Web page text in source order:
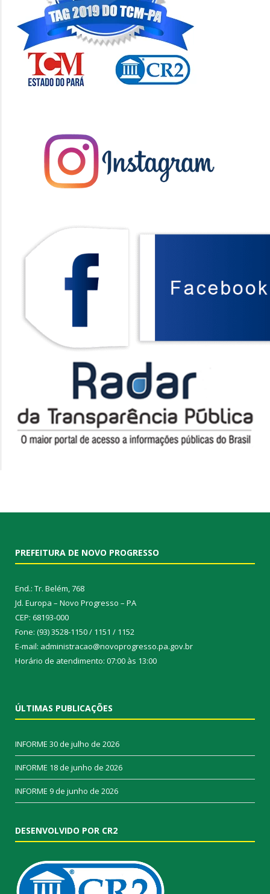
PREFEITURA DE NOVO PROGRESSO
End.: Tr. Belém, 768
Jd. Europa – Novo Progresso – PA
CEP: 68193-000
Fone: (93) 3528-1150 / 1151 / 1152
E-mail: administracao@novoprogresso.pa.gov.br
Horário de atendimento: 07:00 às 13:00
ÚLTIMAS PUBLICAÇÕES
INFORME 30 de julho de 2026
INFORME 18 de junho de 2026
INFORME 9 de junho de 2026
DESENVOLVIDO POR CR2